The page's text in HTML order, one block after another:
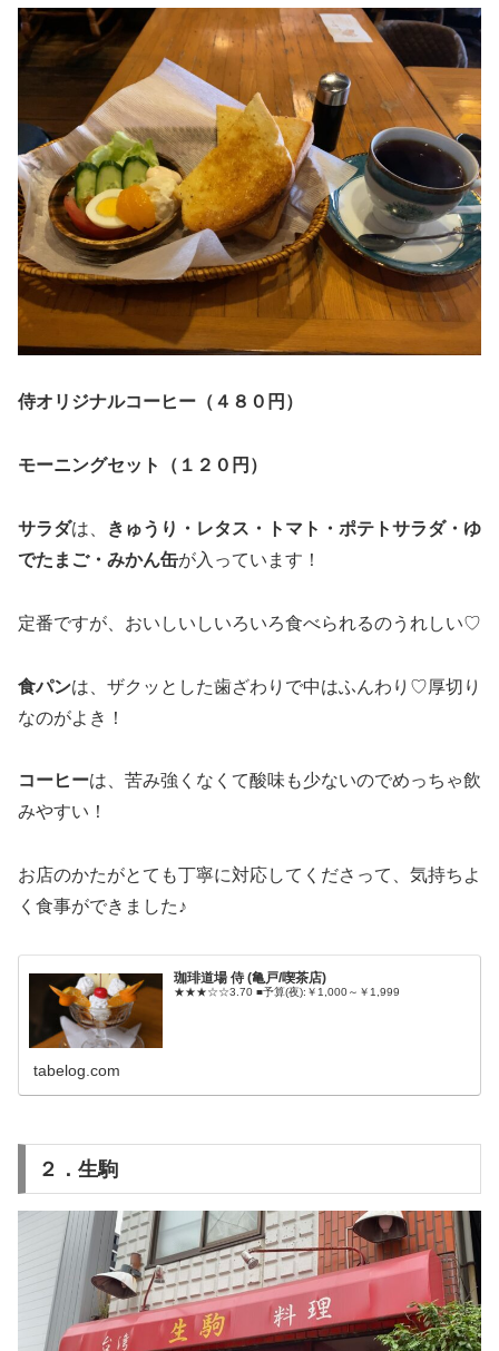
侍オリジナルコーヒー（４８０円）
モーニングセット（１２０円）
サラダは、
きゅうり・レタス・トマト・ポテトサラダ・ゆ
でたまご・みかん缶が入っています！
定番ですが、おいしいしいろいろ食べられるのうれしい♡
食パンは、ザクッとした歯ざわりで中はふんわり♡厚切り
なのがよき！
コーヒーは、苦み強くなくて酸味も少ないのでめっちゃ飲
みやすい！
お店のかたがとても丁寧に対応してくださって、気持ちよ
く食事ができました♪
珈琲道場 侍 (亀戸/喫茶店)
★★★☆☆3.70 ■予算(夜):￥1,000～￥1,999
tabelog.com
２．生駒